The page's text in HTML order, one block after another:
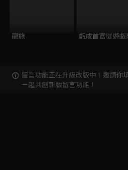
龍族 虧成首富從遊戲
留言功能正在升級改版中！邀請你
一起共創新版留言功能！